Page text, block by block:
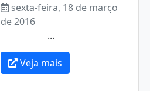
sexta-feira, 18 de março
de 2016
...
Veja mais